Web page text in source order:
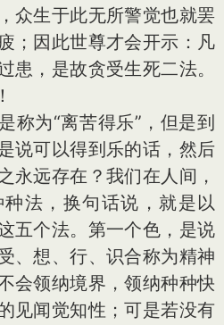
众生于此无所警觉也就罢
；因此世尊才会开示：凡
患，是故贪受生死二法。
为“离苦得乐”，但是到
说可以得到乐的话，然后
永远存在？我们在人间，
法，换句话说，就是以
五个法。第一个色，是说
、想、行、识合称为精神
会领纳境界，领纳种种快
见闻觉知性；可是若没有